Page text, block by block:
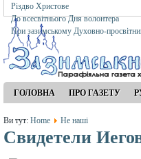
Різдво Христове
До всесвітнього Дня волонтера
При зазимському Духовно-
ГОЛОВНА ПРО ГАЗЕТУ
Ви тут: Home Не наші
Свидетели